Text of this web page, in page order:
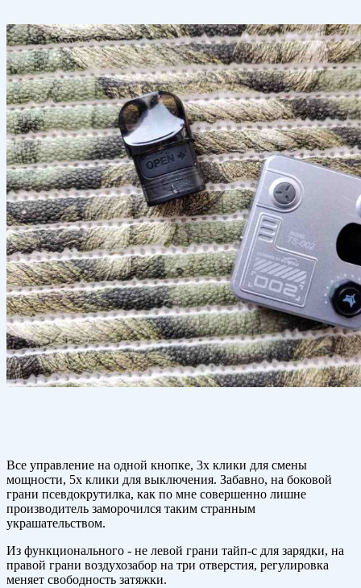
Все управление на одной кнопке, 3х клики для смены
мощности, 5х клики для выключения. Забавно, на боковой
грани псевдокрутилка, как по мне совершенно лишне
производитель заморочился таким странным
украшательством.
Из функционального - не левой грани тайп-с для зарядки, на
правой грани воздухозабор на три отверстия, регулировка
меняет свободность затяжки.